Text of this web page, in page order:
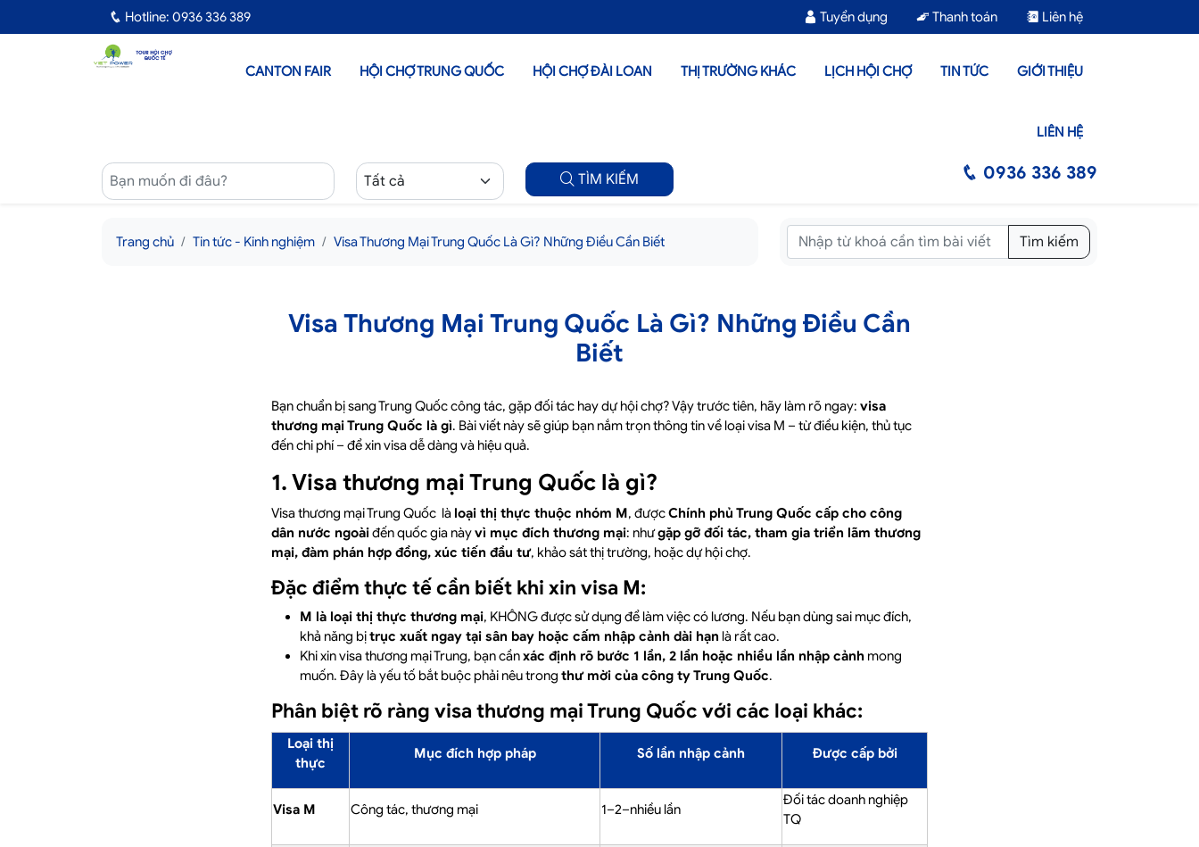
Hotline: 0936 336 389 Tuyển dụng Thanh toán Liên hệ
CANTON FAIR HỘI CHỢ TRUNG QUỐC HỘI CHỢ ĐÀI LOAN THỊ TRƯỜNG KHÁC LỊCH HỘI CHỢ TIN TỨC GIỚI THIỆU
LIÊN HỆ
TÌM KIẾM 0936 336 389
Trang chủ Tin tức - Kinh nghiệm Visa Thương Mại Trung Quốc Là Gì? Những Điều Cần Biết Tìm kiếm
Visa Thương Mại Trung Quốc Là Gì? Những Điều Cần
Biết
Bạn chuẩn bị sang Trung Quốc công tác, gặp đối tác hay dự hội chợ? Vậy trước tiên, hãy làm rõ ngay: visa
thương mại Trung Quốc là gì. Bài viết này sẽ giúp bạn nắm trọn thông tin về loại visa M – từ điều kiện, thủ tục
đến chi phí – để xin visa dễ dàng và hiệu quả.
1. Visa thương mại Trung Quốc là gì?
Visa thương mại Trung Quốc là loại thị thực thuộc nhóm M, đượcChính phủ Trung Quốc cấp cho công
dân nước ngoàiđến quốc gia nàyvì mục đích thương mại: nhưgặp gỡ đối tác, tham gia triển lãm thương
mại, đàm phán hợp đồng, xúc tiến đầu tư, khảo sát thị trường, hoặc dự hội chợ.
Đặc điểm thực tế cần biết khi xin visa M:
M là loại thị thực thương mại, KHÔNG được sử dụng để làm việc có lương. Nếu bạn dùng sai mục đích,
khả năng bịtrục xuất ngay tại sân bay hoặc cấm nhập cảnh dài hạn là rất cao.
Khi xin visa thương mại Trung, bạn cầnxác định rõ bước 1 lần, 2 lần hoặc nhiều lần nhập cảnh mong
muốn. Đây là yếu tố bắt buộc phải nêu trong thư mời của công ty Trung Quốc.
Phân biệt rõ ràng visa thương mại Trung Quốc với các loại khác:
Loại thị
thực
Mục đích hợp pháp Số lần nhập cảnh Được cấp bởi
Visa M Công tác, thương mại 1–2–nhiều lần
Đối tác doanh nghiệp
TQ